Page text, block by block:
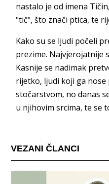
nastalo je od imena
"tič", što znači ptica, te
Kako su se ljudi počeli
prezime. Najvjerojatnije
Kasnije se nadimak
rijetko, ljudi koji ga
stočarstvom, no danas
u njihovim srcima, te se
VEZANI ČLANCI